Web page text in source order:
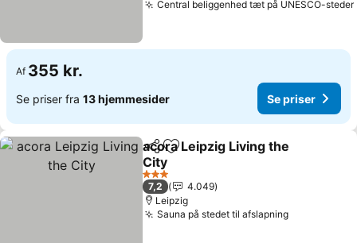
Central beliggenhed tæt på UNESCO-steder
Af 355 kr.
Se priser fra 13 hjemmesider Se priser
Del Føj til favoritter
acora Leipzig Living the
City
3 Stjerner
7,2
4.049
Leipzig
Sauna på stedet til afslapning